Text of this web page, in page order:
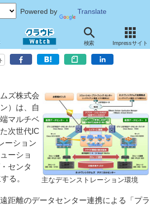
Powered by Translate
検索 Impressサイト
基盤を体感できるデモセンターを設立
や顧客先でも可能に
主なデモンストレーション環境
ズ株式会
）は、自
マルチベ
次世代IC
ーション
ーショ
センタ
る。
距離のデータセンター連携による「プラ